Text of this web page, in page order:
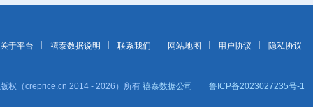
关于平台 禧泰数据说明 联系我们 网站地图 用户协议 隐私协议
版权（creprice.cn 2014 - 2026）所有 禧泰数据公司 鲁ICP备2023027235号-1